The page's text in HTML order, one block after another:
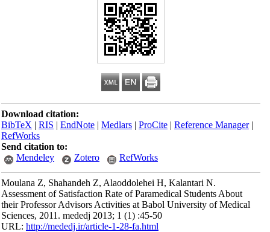
Download citation:
BibTeX|RIS|EndNote|Medlars|ProCite|Reference Manager
RefWorks
Send citation to:
Mendeley
Zotero RefWorks
Moulana Z, Shahandeh Z, Alaoddolehei H, Kalantari N.
Assessment of Satisfaction Rate of Paramedical Students About
their Professor Advisors Activities at Babol University of Medical
Sciences, 2011. mededj 2013; 1 (1) :45-50
URL:http://mededj.ir/article-1-28-fa.html